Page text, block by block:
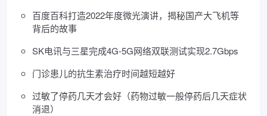
百度百科打造2022年度微光演讲，揭秘国产大飞机等
背后的故事
SK电讯与三星完成4G-5G网络双联测试实现2.7Gbps
门诊患儿的抗生素治疗时间越短越好
过敏了停药几天才会好（药物过敏一般停药后几天症状
消退）